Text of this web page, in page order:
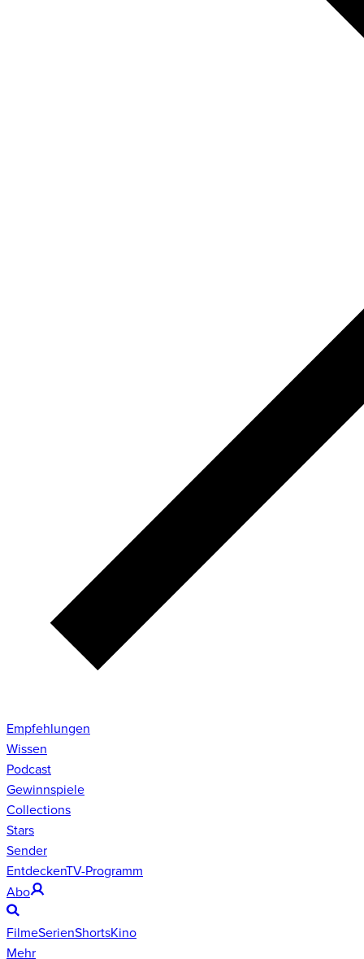
Empfehlungen
Wissen
Podcast
Gewinnspiele
Collections
Stars
Sender
EntdeckenTV-Programm
Abo
FilmeSerienShortsKino
Mehr